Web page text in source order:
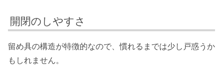
開閉のしやすさ
留め具の構造が特徴的なので、慣れるまでは少し戸惑うか
もしれません。